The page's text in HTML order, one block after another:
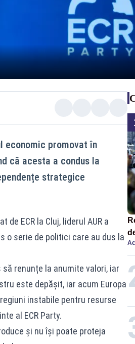
economic promovat în
că acesta a condus la
strategice
ECR la Cluj, liderul AUR a
o serie de politici care au dus la
renunțe la anumite valori, iar
este depășit, iar acum Europa
instabile pentru resurse
al ECR Party.
și nu își poate proteja